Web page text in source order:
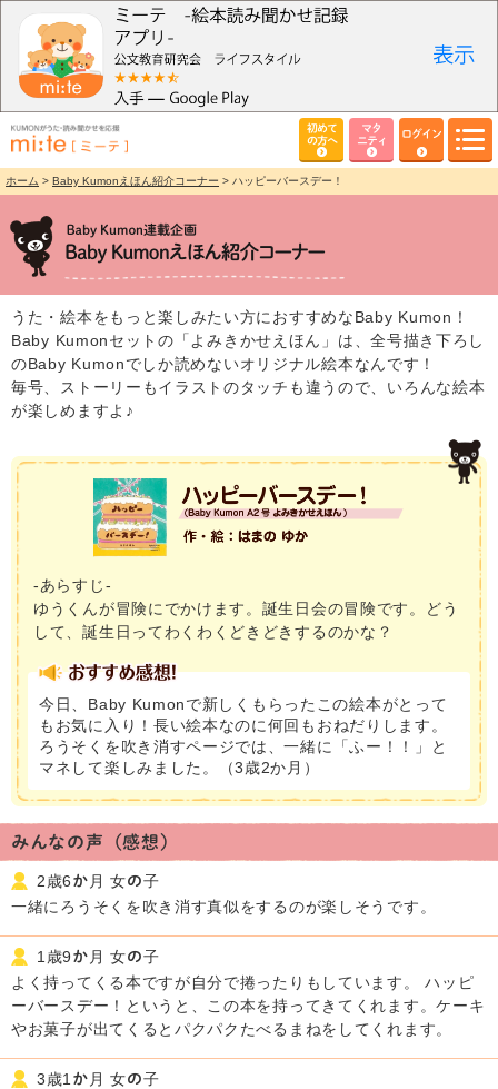
初めて
の方へ
マタ
ニティ
ログイン
ホーム > Baby Kumonえほん紹介コーナー > ハッピーバースデー！
うた・絵本をもっと楽しみたい方におすすめなBaby Kumon！
Baby Kumonセットの「よみきかせえほん」は、全号描き下ろし
のBaby Kumonでしか読めないオリジナル絵本なんです！
毎号、ストーリーもイラストのタッチも違うので、いろんな絵本
が楽しめますよ♪
-あらすじ-
ゆうくんが冒険にでかけます。誕生日会の冒険です。どう
して、誕生日ってわくわくどきどきするのかな？
今日、Baby Kumonで新しくもらったこの絵本がとって
もお気に入り！長い絵本なのに何回もおねだりします。
ろうそくを吹き消すページでは、一緒に「ふー！！」と
マネして楽しみました。（3歳2か月）
みんなの声（感想）
2歳6か月 女の子
一緒にろうそくを吹き消す真似をするのが楽しそうです。
1歳9か月 女の子
よく持ってくる本ですが自分で捲ったりもしています。 ハッピ
ーバースデー！というと、この本を持ってきてくれます。ケーキ
やお菓子が出てくるとパクパクたべるまねをしてくれます。
3歳1か月 女の子